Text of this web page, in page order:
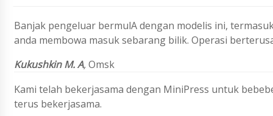
Banjak pengeluar bermulA dengan modelis ini,
anda membowa masuk sebarang bilik. Operasi
Kukushkin M. A,Omsk
Kami telah bekerjasama dengan MiniPress untuk
terus bekerjasama.